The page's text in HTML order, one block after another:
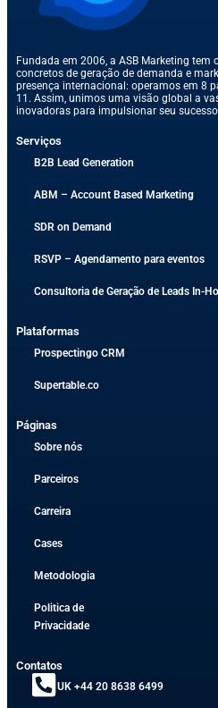
Fundada em 2006, a ASB Marketing tem
concretos de geração de demanda e
presença internacional: operamos em 8
11. Assim, unimos uma visão global a
inovadoras para impulsionar seu
Serviços
B2B Lead Generation
ABM – Account Based Marketing
SDR on Demand​
RSVP – Agendamento para eventos
Consultoria de Geração de Leads In-
Plataformas
Prospectingo CRM
Supertable.co
Páginas
Sobre nós
Parceiros
Carreira
Cases
Metodologia
Politica de
Privacidade
Contatos
UK +44 20 8638 6499